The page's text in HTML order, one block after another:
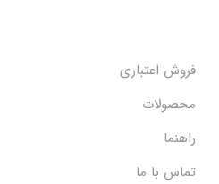
فروش اعتباری
محصولات
راهنما
تماس با ما